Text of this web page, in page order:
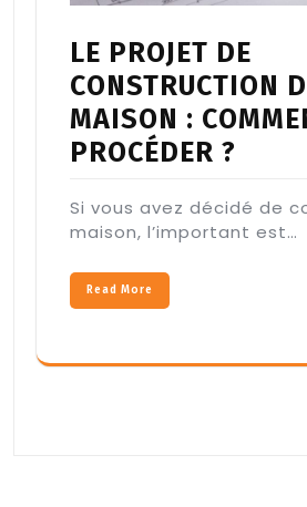
LE PROJET DE
CONSTRUCTION
MAISON :
PROCÉDER ?
Si vous avez décidé de
maison, l’important est…
Read More